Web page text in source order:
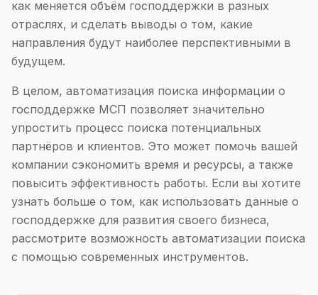
как меняется объём господдержки в разных
отраслях, и сделать выводы о том, какие
направления будут наиболее перспективными в
будущем.
В целом, автоматизация поиска информации о
господдержке МСП позволяет значительно
упростить процесс поиска потенциальных
партнёров и клиентов. Это может помочь вашей
компании сэкономить время и ресурсы, а также
повысить эффективность работы. Если вы хотите
узнать больше о том, как использовать данные о
господдержке для развития своего бизнеса,
рассмотрите возможность автоматизации поиска
с помощью современных инструментов.